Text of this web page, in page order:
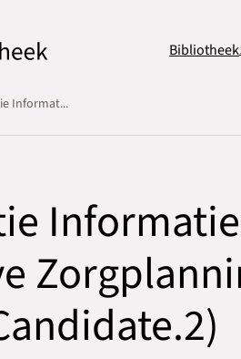
Bibliotheek
Informat...